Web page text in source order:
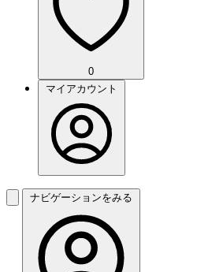
0
マイアカウント
ナビゲーションをみる